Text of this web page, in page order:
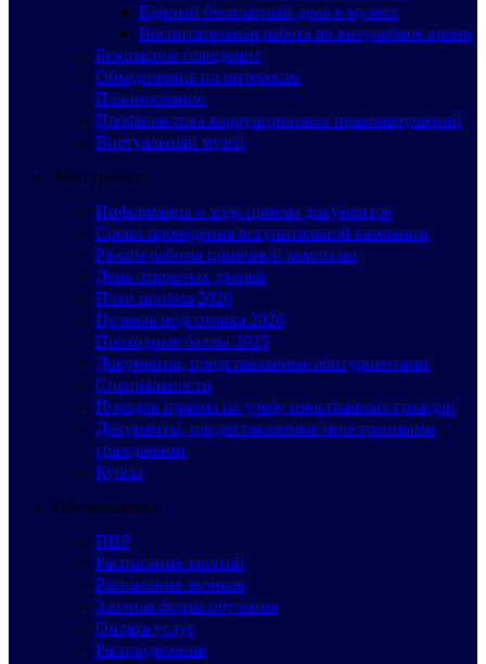
Единый бесплатный день в музеях
Воспитательная работа во внеучебное время
Безопасное поведение
Объединения по интересам
Планирование
Профилактика коррупционных правонарушений
Виртуальный музей
Абитуриенту
Информация о ходе приема документов
Сроки проведения вступительной кампании
Режим работы приёмной комиссии
День открытых дверей
План приёма 2026
Целевая подготовка 2026
Проходные баллы 2025
Документы, представляемые абитуриентами
Специальности
Порядок приема на учебу иностранных граждан
Документы, предоставляемые иностранными
гражданами
Курсы
Обучающимся
ПВР
Расписание занятий
Расписание звонков
Заочная форма обучения
Оплата услуг
Распределение